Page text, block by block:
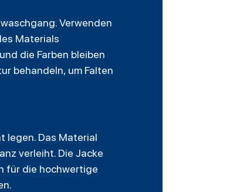
Verwenden
Materials
die Farben bleiben
behandeln, um Falten
legen. Das Material
verleiht. Die Jacke
für die hochwertige